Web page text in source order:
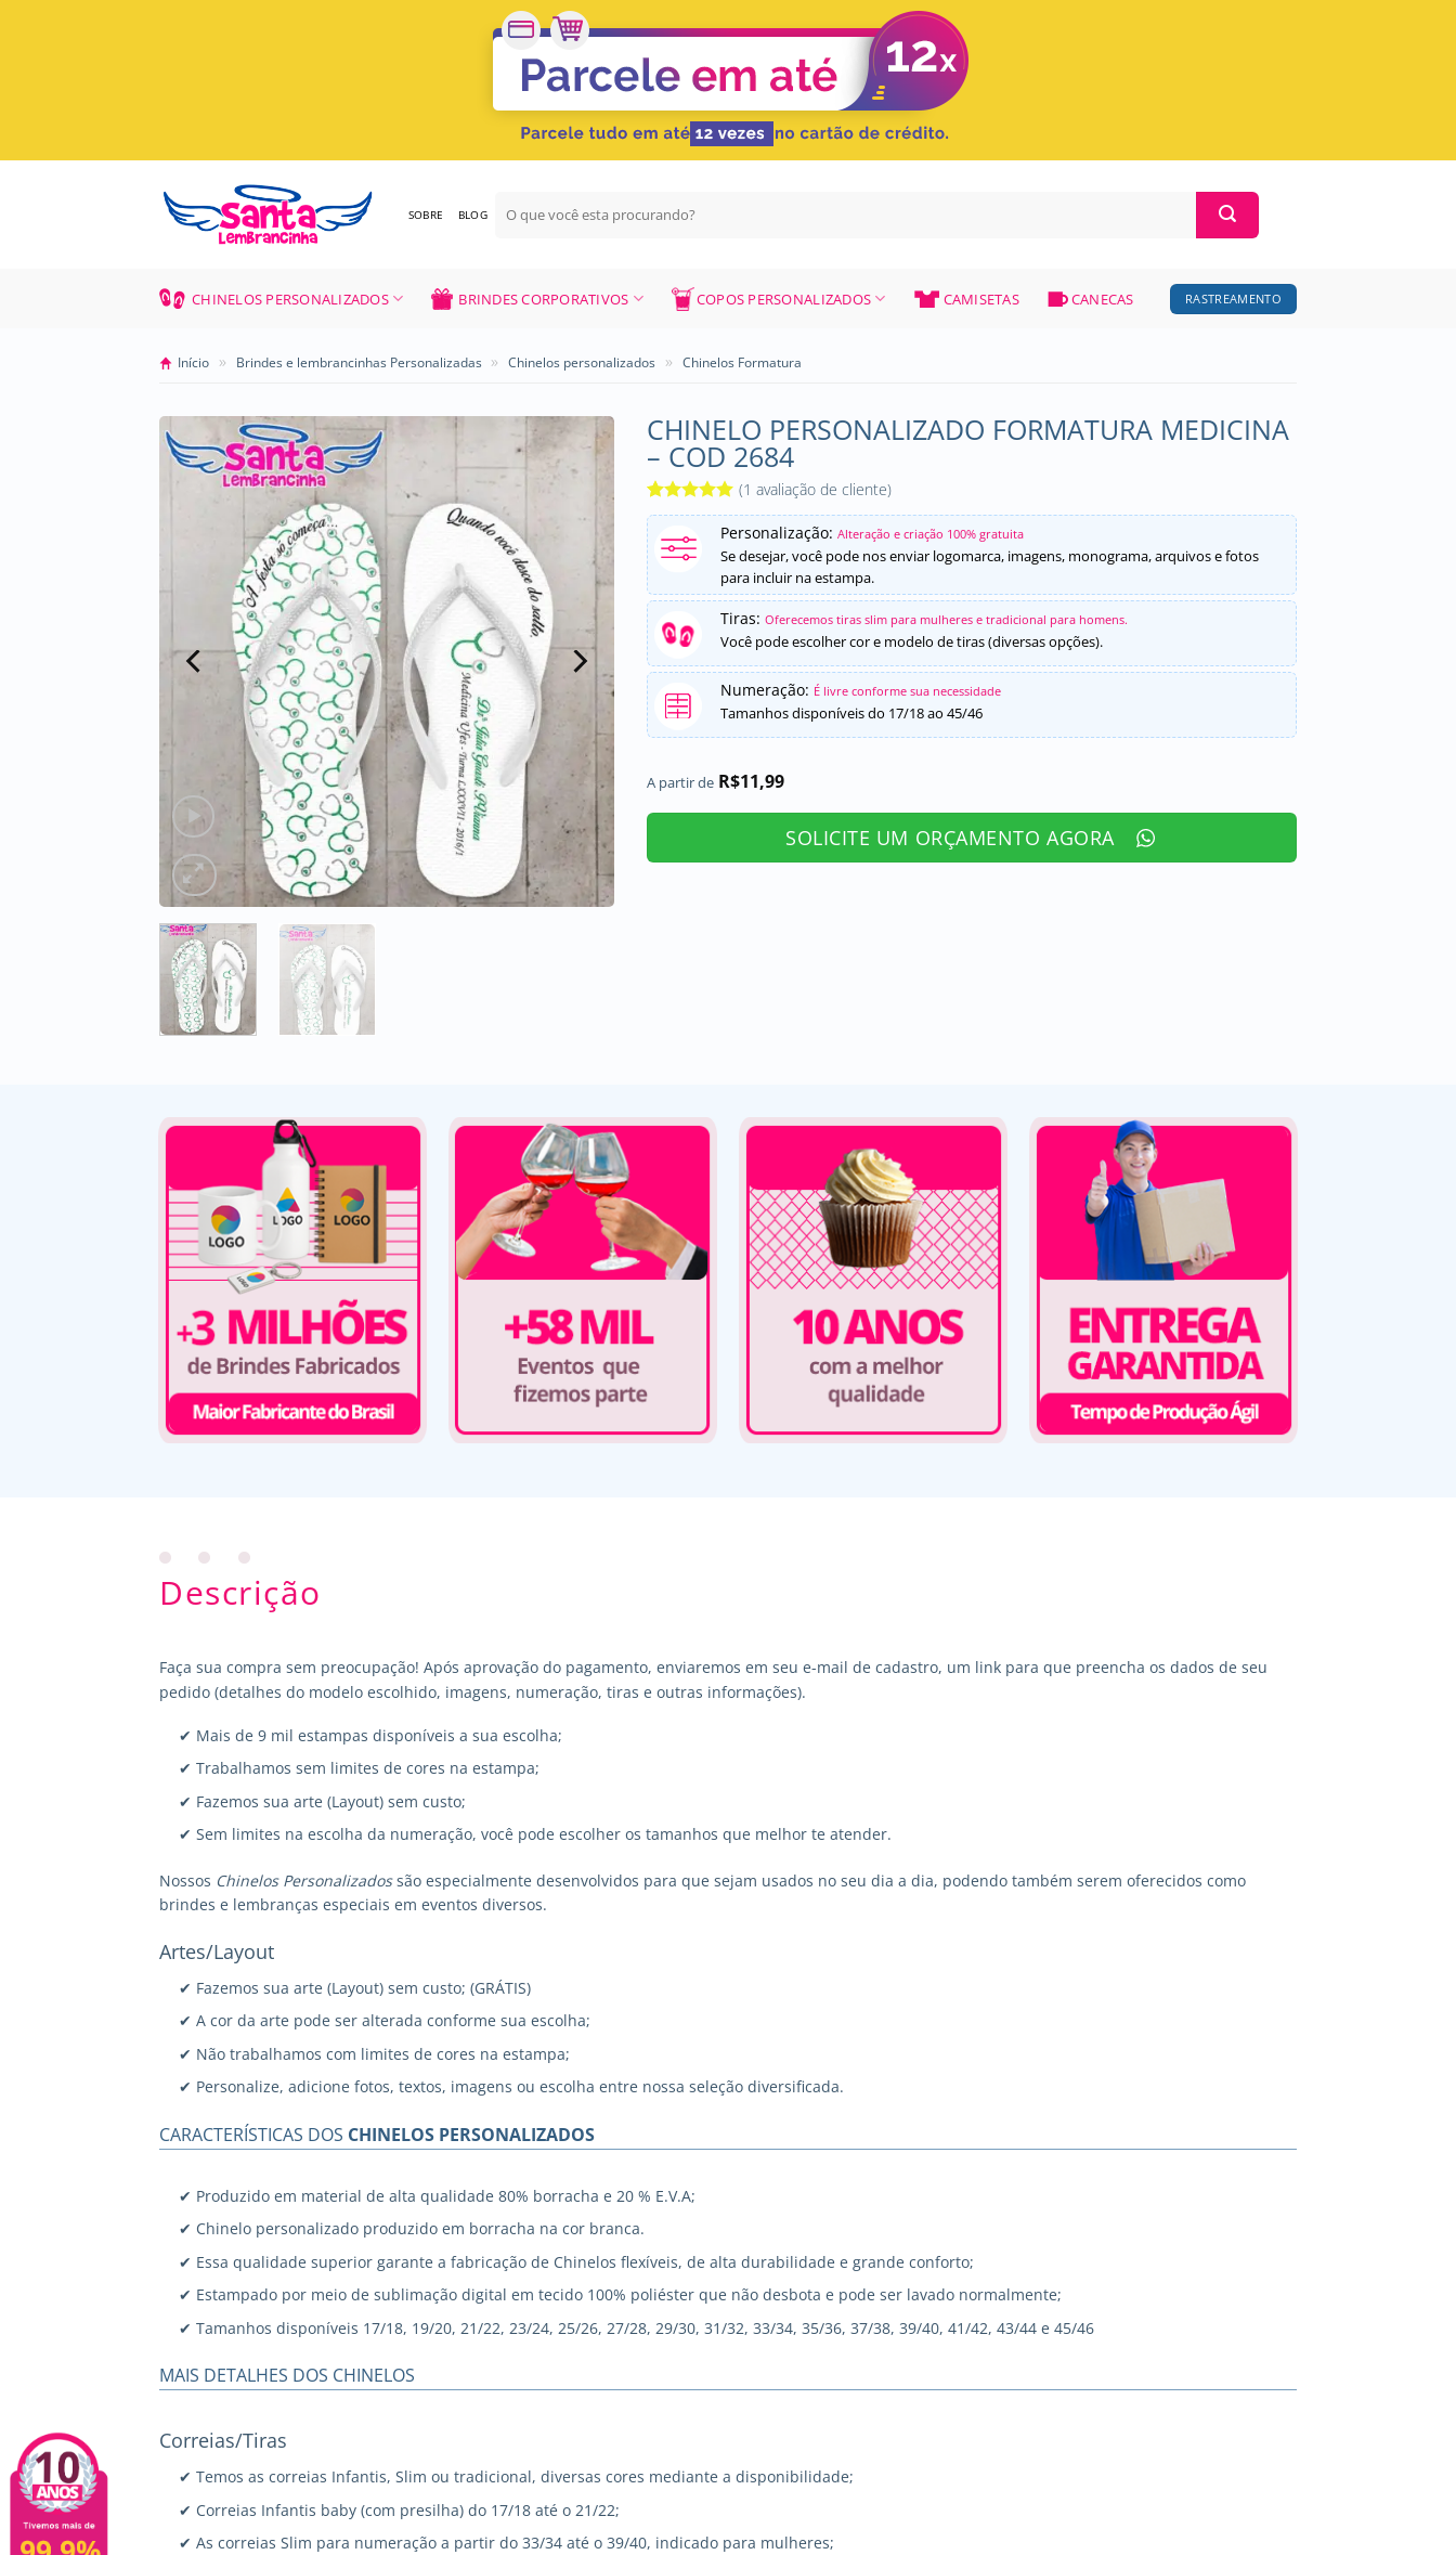
SOBRE BLOG
por:
CHINELOS PERSONALIZADOS BRINDES CORPORATIVOS COPOS PERSONALIZADOS CAMISETAS CANECAS RASTREAMENTO
Início » Brindes e lembrancinhas Personalizadas » Chinelos personalizados » Chinelos Formatura
CHINELO PERSONALIZADO FORMATURA MEDICINA
– COD 2684
Avaliado
como
de
5, com
baseado em
1
avaliação
de cliente
(1 avaliação de cliente)
Personalização: Alteração e criação 100% gratuita
Se desejar, você pode nos enviar logomarca, imagens, monograma, arquivos e fotos
para incluir na estampa.
Tiras: Oferecemos tiras slim para mulheres e tradicional para homens.
Você pode escolher cor e modelo de tiras (diversas opções).
Numeração: É livre conforme sua necessidade
Tamanhos disponíveis do 17/18 ao 45/46
A partir de R$11,99
SOLICITE UM ORÇAMENTO AGORA
Descrição
Faça sua compra sem preocupação! Após aprovação do pagamento, enviaremos em seu e-mail de cadastro, um link para que preencha os dados de seu
pedido (detalhes do modelo escolhido, imagens, numeração, tiras e outras informações).
✔ Mais de 9 mil estampas disponíveis a sua escolha;
✔ Trabalhamos sem limites de cores na estampa;
✔ Fazemos sua arte (Layout) sem custo;
✔ Sem limites na escolha da numeração, você pode escolher os tamanhos que melhor te atender.
Nossos Chinelos Personalizadossão especialmente desenvolvidos para que sejam usados no seu dia a dia, podendo também serem oferecidos como
brindes e lembranças especiais em eventos diversos.
Artes/Layout
✔ Fazemos sua arte (Layout) sem custo; (GRÁTIS)
✔ A cor da arte pode ser alterada conforme sua escolha;
✔ Não trabalhamos com limites de cores na estampa;
✔ Personalize, adicione fotos, textos, imagens ou escolha entre nossa seleção diversificada.
CARACTERÍSTICAS DOS CHINELOS PERSONALIZADOS
✔ Produzido em material de alta qualidade 80% borracha e 20 % E.V.A;
✔ Chinelo personalizado produzido em borracha na cor branca.
✔ Essa qualidade superior garante a fabricação de Chinelos flexíveis, de alta durabilidade e grande conforto;
✔ Estampado por meio de sublimação digital em tecido 100% poliéster que não desbota e pode ser lavado normalmente;
✔ Tamanhos disponíveis 17/18, 19/20, 21/22, 23/24, 25/26, 27/28, 29/30, 31/32, 33/34, 35/36, 37/38, 39/40, 41/42, 43/44 e 45/46
MAIS DETALHES DOS CHINELOS
Correias/Tiras
✔ Temos as correias Infantis, Slim ou tradicional, diversas cores mediante a disponibilidade;
✔ Correias Infantis baby (com presilha) do 17/18 até o 21/22;
✔ As correias Slim para numeração a partir do 33/34 até o 39/40, indicado para mulheres;